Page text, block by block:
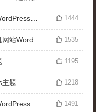
新闻博客资讯会员投稿网站含手机站WordPress主题下载 1444
大气在线度假酒店预订手机自适应手机网站WordPress主题 1535
1195
主题 1218
照明灯具照明吊灯艺术灯具灯饰网站WordPress主题源码 1491